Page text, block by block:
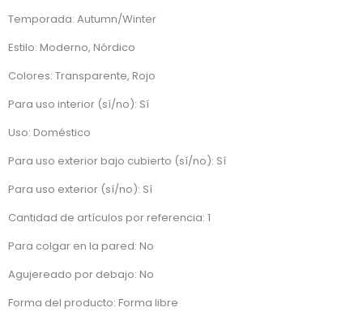
Temporada: Autumn/Winter
Estilo: Moderno, Nórdico
Colores: Transparente, Rojo
Para uso interior (sí/no): Sí
Uso: Doméstico
Para uso exterior bajo cubierto (sí/no): Sí
Para uso exterior (sí/no): Sí
Cantidad de artículos por referencia: 1
Para colgar en la pared: No
Agujereado por debajo: No
Forma del producto: Forma libre